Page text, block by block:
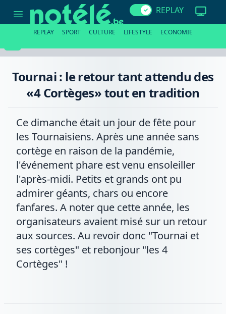
des
REPLAY
REPLAY SPORT CULTURE LIFESTYLE ECONOMIE
Tournai : le retour tant attendu des
«4 Cortèges» tout en tradition
Ce dimanche était un jour de fête pour
les Tournaisiens. Après une année sans
cortège en raison de la pandémie,
l'événement phare est venu ensoleiller
l'après-midi. Petits et grands ont pu
admirer géants, chars ou encore
fanfares. A noter que cette année, les
organisateurs avaient misé sur un retour
aux sources. Au revoir donc "Tournai et
ses cortèges" et rebonjour "les 4
Cortèges" !